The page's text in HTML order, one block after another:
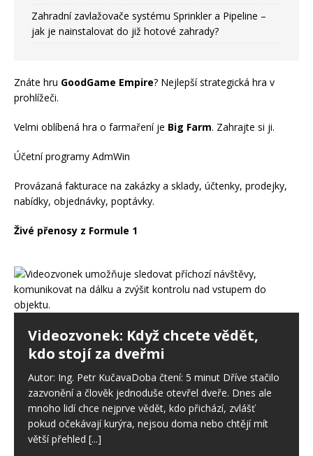
Zahradní zavlažovače systému Sprinkler a Pipeline –
jak je nainstalovat do již hotové zahrady?
Znáte hru GoodGame Empire? Nejlepší strategická hra v
prohlížeči.
Velmi oblíbená hra o farmaření je Big Farm. Zahrajte si ji.
Účetní programy AdmWin
Provázaná fakturace na zakázky a sklady, účtenky, prodejky,
nabídky, objednávky, poptávky.
Živé přenosy z Formule 1
Videozvonek: Když chcete vědět,
kdo stojí za dveřmi
Autor: Ing. Petr KučavaDoba čtení: 5 minut Dříve stačilo
zazvonění a člověk jednoduše otevřel dveře. Dnes ale
mnoho lidí chce nejprve vědět, kdo přichází, zvlášť
pokud očekávají kurýra, nejsou doma nebo chtějí mít
větší přehled [...]